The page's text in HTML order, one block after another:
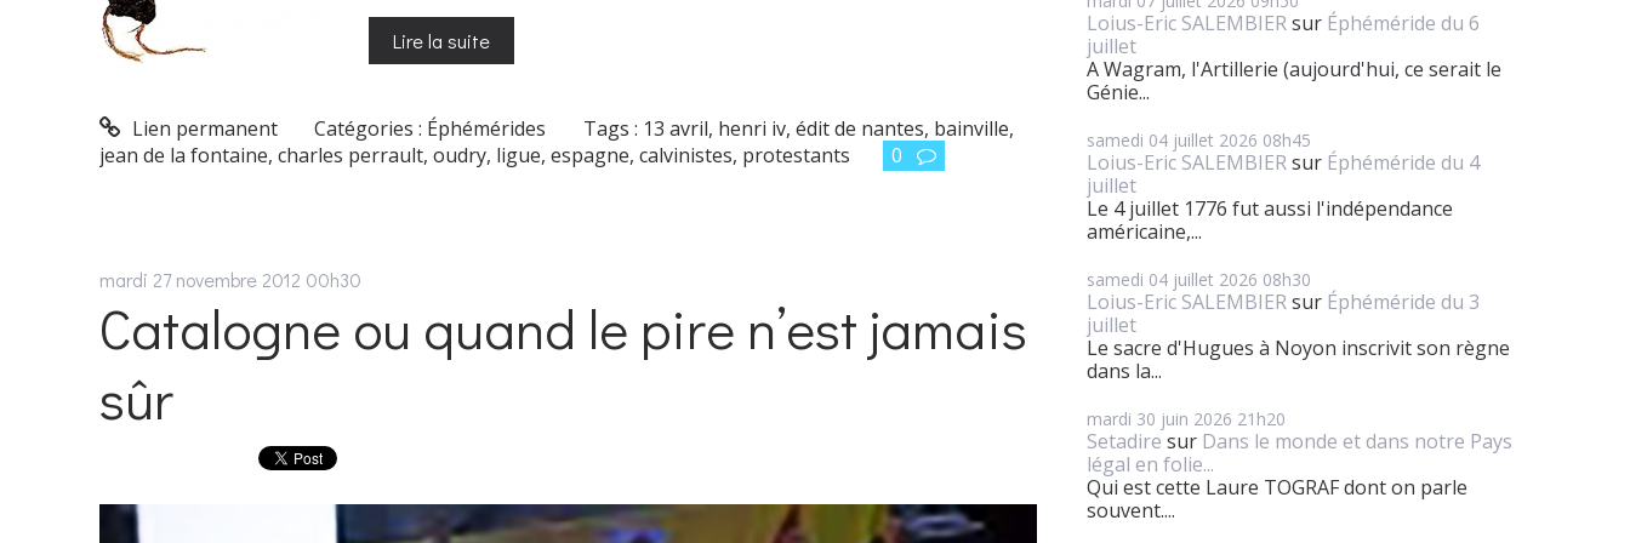
Lire la suite
Lien permanent Catégories : Éphémérides Tags : 13 avril, henri iv,édit de nantes, bainville,
jean de la fontaine, charles perrault, oudry, ligue, espagne, calvinistes, protestants 0
mardi 27 novembre 2012 00h30
Catalogne ou quand le pire n’est jamais
sûr
Loius-Eric SALEMBIERsur Éphéméride du 6
juillet
A Wagram, l'Artillerie (aujourd'hui, ce serait le
Génie...
samedi 04 juillet 2026 08h45
Loius-Eric SALEMBIERsur Éphéméride du 4
juillet
Le 4 juillet 1776 fut aussi l'indépendance
américaine,...
samedi 04 juillet 2026 08h30
Loius-Eric SALEMBIERsur Éphéméride du 3
juillet
Le sacre d'Hugues à Noyon inscrivit son règne
dans la...
mardi 30 juin 2026 21h20
Setadire sur Dans le monde et dans notre Pays
légal en folie...
Qui est cette Laure TOGRAF dont on parle
souvent....